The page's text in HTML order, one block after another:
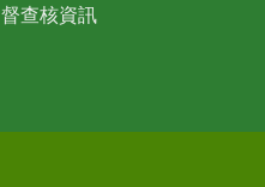
督查核資訊